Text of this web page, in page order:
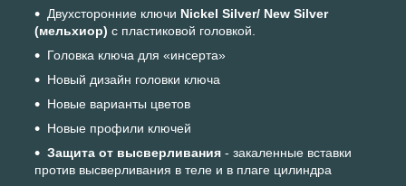
Двухсторонние ключи Nickel Silver/ New Silver
(мельхиор) с пластиковой головкой.
Головка ключа для «инсерта»
Новый дизайн головки ключа
Новые варианты цветов
Новые профили ключей
Защита от высверливания - закаленные вставки
против высверливания в теле и в плаге цилиндра